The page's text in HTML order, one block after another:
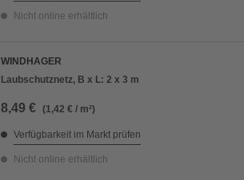
Nicht online erhältlich
WINDHAGER
Laubschutznetz, B x L: 2 x 3 m
8,49 € (1,42 € / m²)
Verfügbarkeit im Markt prüfen
Nicht online erhältlich